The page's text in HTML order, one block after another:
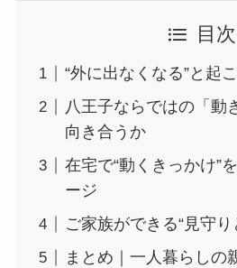
目次
“外に出なくなる”と起
八王子ならではの「動
向き合うか
在宅で“動くきっかけ”
ージ
ご家族ができる“見守
まとめ｜一人暮らしの